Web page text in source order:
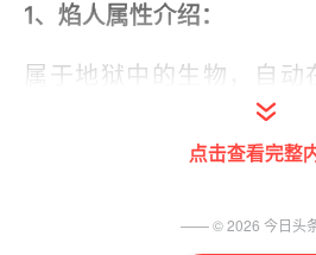
1、焰人属性介绍：
属于地狱中的生物，自动
成。烈焰人的外观很显眼
和三个旋转体(每个旋转体
2、烈焰人怎么打：
点击查看完整
—— ©2026 今日头